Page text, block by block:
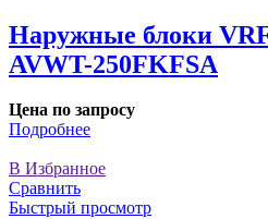
Наружные блоки
AVWT-250FKFSA
Цена по запросу
Подробнее
В Избранное
Сравнить
Быстрый просмотр